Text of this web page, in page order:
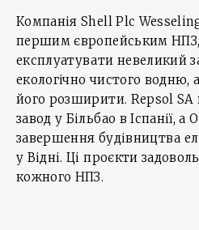
Компанія Shell Plc
першим європейським
експлуатувати невеликий
екологічно чистого водню,
його розширити. Repsol SA
завод у Більбао в Іспанії, а
завершення будівництва
у Відні. Ці проєкти
кожного НПЗ.